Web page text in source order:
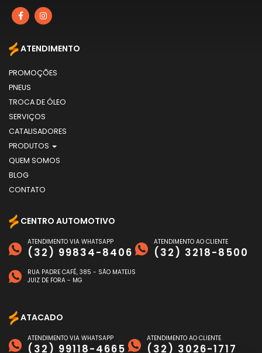
ATENDIMENTO
PROMOÇÕES
PNEUS
TROCA DE ÓLEO
SERVIÇOS
CATALISADORES
PRODUTOS
QUEM SOMOS
BLOG
CONTATO
CENTRO AUTOMOTIVO
ATENDIMENTO VIA WHATSAPP
(32) 99834-8406
ATENDIMENTO AO CLIENTE
(32) 3218-8500
RUA PADRE CAFÉ, 385 - SÃO MATEUS
JUIZ DE FORA - MG
ATACADO
ATENDIMENTO VIA WHATSAPP
(32) 99118-4665
ATENDIMENTO AO CLIENTE
(32) 3026-1717